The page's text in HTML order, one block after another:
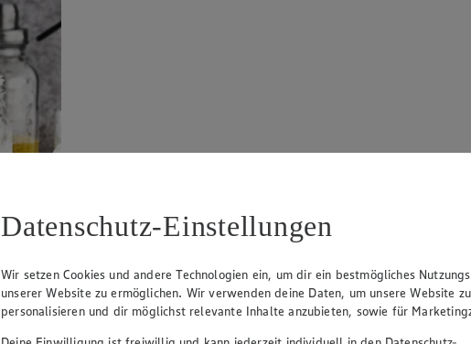
Datenschutz-Einstellungen
Wir setzen Cookies und andere Technologien ein, um dir ein bestmögliches
unserer Website zu ermöglichen. Wir verwenden deine Daten, um unsere Website zu
personalisieren und dir möglichst relevante Inhalte anzubieten, sowie für